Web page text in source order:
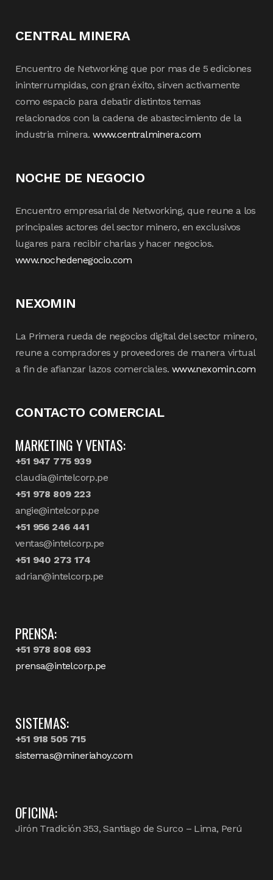
CENTRAL MINERA
Encuentro de Networking que por mas de 5 ediciones
ininterrumpidas, con gran éxito, sirven activamente
como espacio para debatir distintos temas
relacionados con la cadena de abastecimiento de la
industria minera.www.centralminera.com
NOCHE DE NEGOCIO
Encuentro empresarial de Networking, que reune a los
principales actores del sector minero, en exclusivos
lugares para recibir charlas y hacer negocios.
www.nochedenegocio.com
NEXOMIN
La Primera rueda de negocios digital del sector minero,
reune a compradores y proveedores de manera virtual
a fin de afianzar lazos comerciales. www.nexomin.com
CONTACTO COMERCIAL
MARKETING Y VENTAS:
+51 947 775 939
claudia@intelcorp.pe
+51 978 809 223
angie@intelcorp.pe
+51 956 246 441
ventas@intelcorp.pe
+51 940 273 174
adrian@intelcorp.pe
PRENSA:
+51 978 808 693
prensa@intelcorp.pe
SISTEMAS:
+51 918 505 715
sistemas@mineriahoy.com
OFICINA:
Jirón Tradición 353, Santiago de Surco – Lima, Perú